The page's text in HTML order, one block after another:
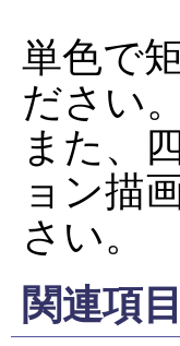
単色で
ださい。
また、
ョン描
さい。
関連項目